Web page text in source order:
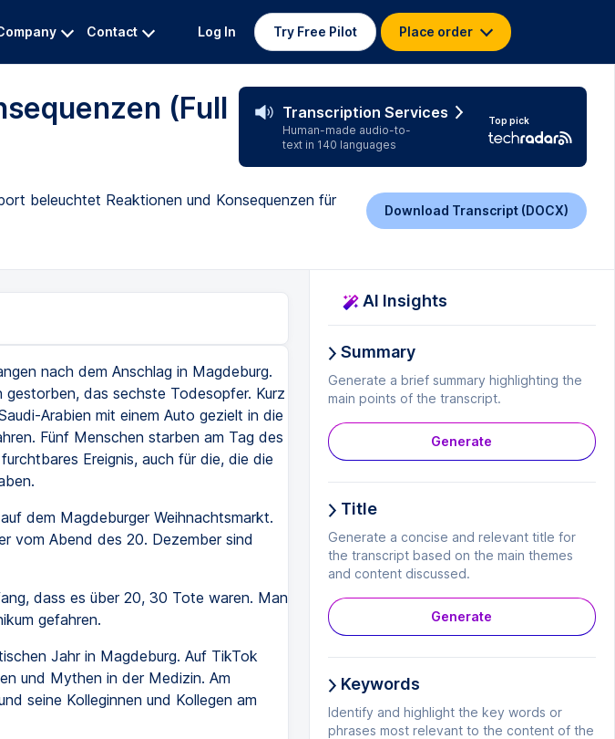
Contact Log In Try Free Pilot Place order
(Full
Transcription Services
Human-made audio-to-
text in 140 languages
Top pick
beleuchtet Reaktionen und Konsequenzen für
Download Transcript (DOCX)
nach dem Anschlag in Magdeburg.
das sechste Todesopfer. Kurz
Arabien mit einem Auto gezielt in die
Fünf Menschen starben am Tag des
Ereignis, auch für die, die die
dem Magdeburger Weihnachtsmarkt.
vom Abend des 20. Dezember sind
dass es über 20, 30 Tote waren. Man
gefahren.
Jahr in Magdeburg. Auf TikTok
und Mythen in der Medizin. Am
seine Kolleginnen und Kollegen am
AI Insights
Summary
Generate a brief summary highlighting the
main points of the transcript.
Generate
Title
Generate a concise and relevant title for
the transcript based on the main themes
and content discussed.
Generate
Keywords
Identify and highlight the key words or
phrases most relevant to the content of the